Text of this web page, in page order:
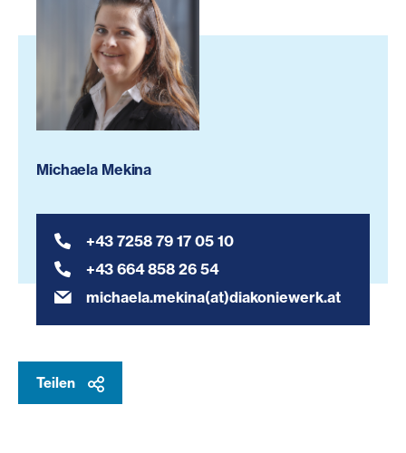
Michaela Mekina
+43 7258 79 17 05 10
+43 664 858 26 54
michaela.mekina(at)diakoniewerk.at
Teilen